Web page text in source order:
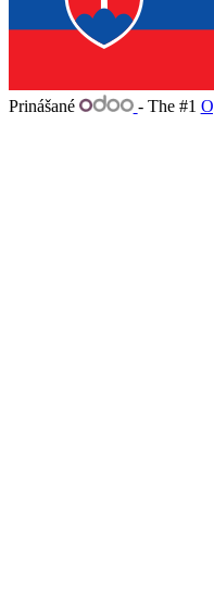
Prinášané
- The #1